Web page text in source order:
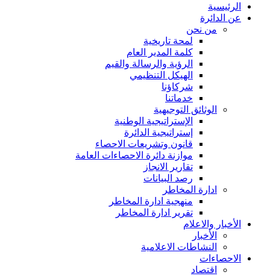
الرئيسية
عن الدائرة
من نحن
لمحة تاريخية
كلمة المدير العام
الرؤية والرسالة والقيم
الهيكل التنظيمي
شركاؤنا
خدماتنا
الوثائق التوجيهية
الإستراتيجية الوطنية
إستراتيجية الدائرة
قانون وتشريعات الاحصاء
موازنة دائرة الاحصاءات العامة
تقارير الانجاز
رصد البيانات
ادارة المخاطر
منهجية ادارة المخاطر
تقرير ادارة المخاطر
الأخبار والاعلام
الأخبار
النشاطات الاعلامية
الاحصاءات
اقتصاد